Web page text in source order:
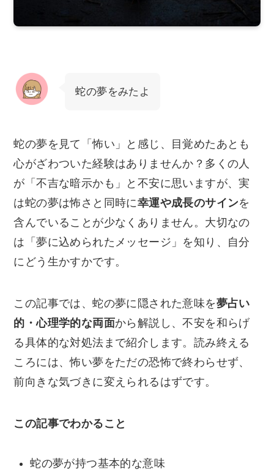
蛇の夢をみたよ
蛇の夢を見て「怖い」と感じ、目覚めたあとも
心がざわついた経験はありませんか？多くの人
が「不吉な暗示かも」と不安に思いますが、実
は蛇の夢は怖さと同時に幸運や成長のサインを
含んでいることが少なくありません。大切なの
は「夢に込められたメッセージ」を知り、自分
にどう生かすかです。
この記事では、蛇の夢に隠された意味を夢占い
的・心理学的な両面から解説し、不安を和らげ
る具体的な対処法まで紹介します。読み終える
ころには、怖い夢をただの恐怖で終わらせず、
前向きな気づきに変えられるはずです。
この記事でわかること
蛇の夢が持つ基本的な意味